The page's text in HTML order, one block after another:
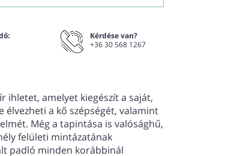
Kérdése van?
+36 30 568 1267
ihletet, amelyet kiegészít a saját,
élvezheti a kő szépségét, valamint
Még a tapintása is valósághű,
felületi mintázatának
padló minden korábbinál